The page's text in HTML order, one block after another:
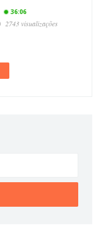
36:06
2743 visualizações